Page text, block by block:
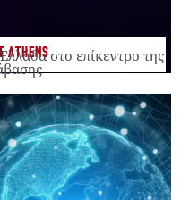
ATHENSστο επίκεντρο της